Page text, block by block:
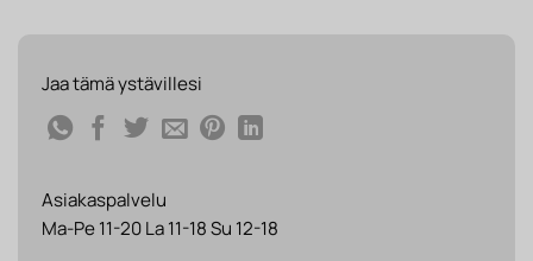
Jaa tämä ystävillesi
Asiakaspalvelu
Ma-Pe 11-20 La 11-18 Su 12-18